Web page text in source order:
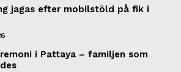
jagas efter mobilstöld på fik i
i Pattaya – familjen som